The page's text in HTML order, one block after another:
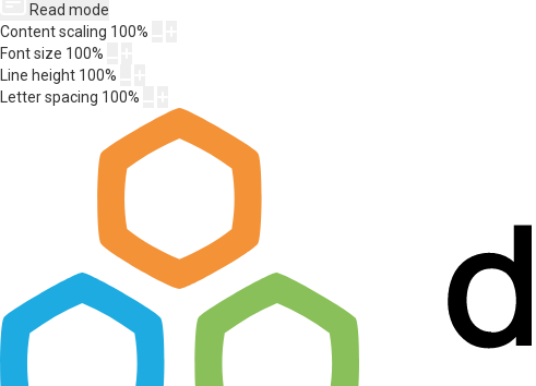
Read mode
Content scaling 100%
Font size 100%
Line height 100%
Letter spacing 100%